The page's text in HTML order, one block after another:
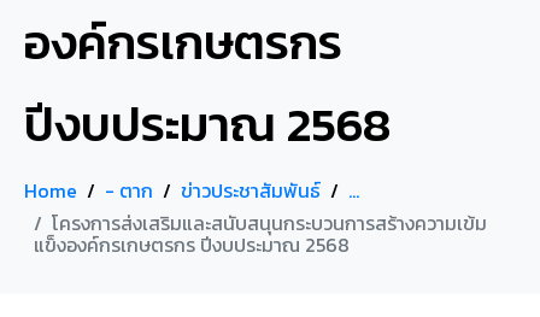
องค์กรเกษตรกร
ปีงบประมาณ 2568
Home - ตาก ข่าวประชาสัมพันธ์
...
โครงการส่งเสริมและสนับสนุนกระบวนการสร้างความเข้ม
แข็งองค์กรเกษตรกร ปีงบประมาณ 2568